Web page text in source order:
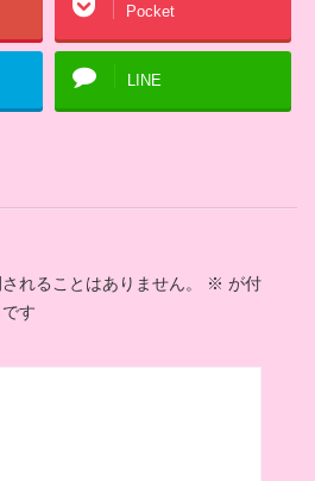
Pocket
LINE
れることはありません。 ※ が付
す